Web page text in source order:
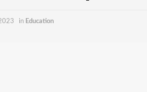
in Education